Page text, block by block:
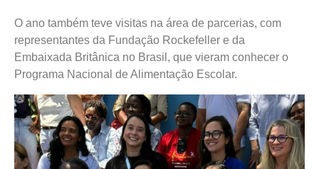
O ano também teve visitas na área de parcerias, com
representantes da Fundação Rockefeller e da
Embaixada Britânica no Brasil, que vieram conhecer o
Programa Nacional de Alimentação Escolar.